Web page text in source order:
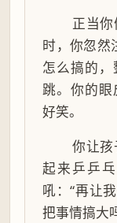
正当
时，你忽然
怎么搞的
跳。你的
好笑。
你让
起来乒乒
吼：“再让
把事情搞大